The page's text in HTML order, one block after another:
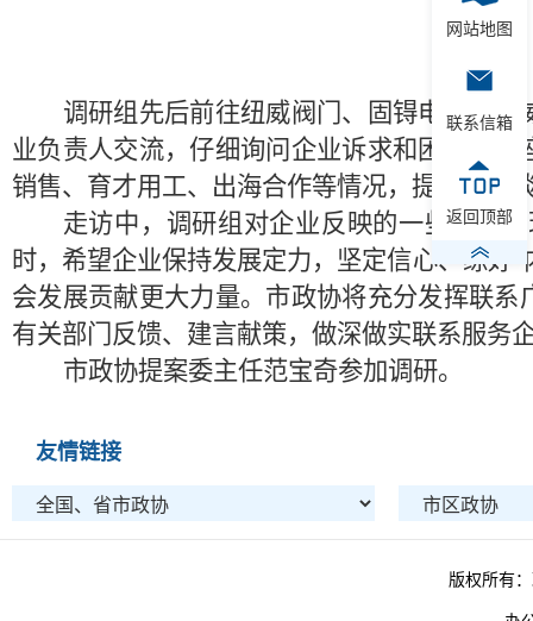
调研组先后前往纽威阀门、固锝电子、
业负责人交流，仔细询问企业诉求和困难。
销售、育才用工、出海合作等情况，提建议、
走访中，调研组对企业反映的一些问题
时，希望企业保持发展定力，坚定信心、练好
会发展贡献更大力量。市政协将充分发挥联
有关部门反馈、建言献策，做深做实联系服务
市政协提案委主任范宝奇参加调研。
网站地图
联系信箱
返回顶部
友情链接
版权所有